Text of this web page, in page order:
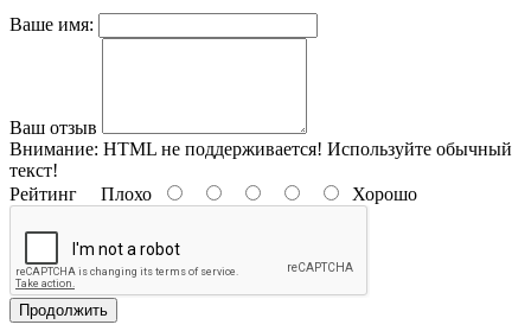
Ваше имя:
Ваш отзыв
Внимание: HTML не поддерживается! Используйте обычный
текст!
Рейтинг Плохо Хорошо
Продолжить